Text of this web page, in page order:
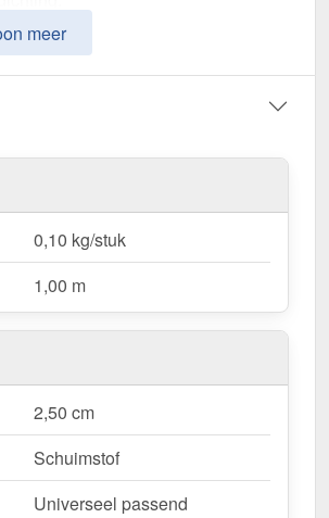
variant zorgt voor luchtcirculatie,
maximale bescherming biedt.
m lengte voor snelle en veilige
schone & beschermde
meer
0,10 kg/stuk
1,00 m
2,50 cm
Schuimstof
Universeel passend